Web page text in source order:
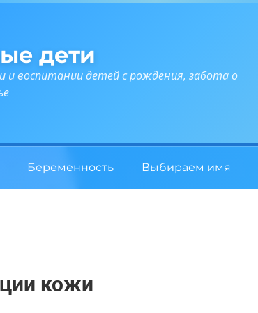
дети
и воспитании детей с рождения, забота о
Беременность Выбираем имя
кожи